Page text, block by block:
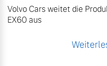
Volvo Cars weitet die
EX60 aus